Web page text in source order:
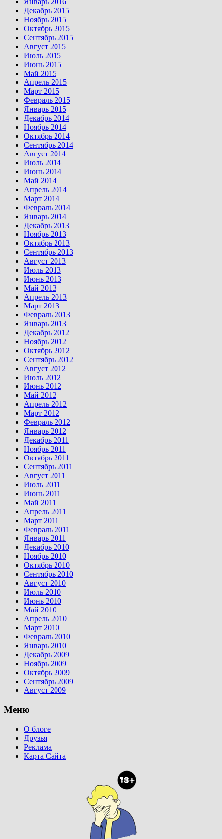
Январь 2016
Декабрь 2015
Ноябрь 2015
Октябрь 2015
Сентябрь 2015
Август 2015
Июль 2015
Июнь 2015
Май 2015
Апрель 2015
Март 2015
Февраль 2015
Январь 2015
Декабрь 2014
Ноябрь 2014
Октябрь 2014
Сентябрь 2014
Август 2014
Июль 2014
Июнь 2014
Май 2014
Апрель 2014
Март 2014
Февраль 2014
Январь 2014
Декабрь 2013
Ноябрь 2013
Октябрь 2013
Сентябрь 2013
Август 2013
Июль 2013
Июнь 2013
Май 2013
Апрель 2013
Март 2013
Февраль 2013
Январь 2013
Декабрь 2012
Ноябрь 2012
Октябрь 2012
Сентябрь 2012
Август 2012
Июль 2012
Июнь 2012
Май 2012
Апрель 2012
Март 2012
Февраль 2012
Январь 2012
Декабрь 2011
Ноябрь 2011
Октябрь 2011
Сентябрь 2011
Август 2011
Июль 2011
Июнь 2011
Май 2011
Апрель 2011
Март 2011
Февраль 2011
Январь 2011
Декабрь 2010
Ноябрь 2010
Октябрь 2010
Сентябрь 2010
Август 2010
Июль 2010
Июнь 2010
Май 2010
Апрель 2010
Март 2010
Февраль 2010
Январь 2010
Декабрь 2009
Ноябрь 2009
Октябрь 2009
Сентябрь 2009
Август 2009
Меню
О блоге
Друзья
Реклама
Карта Сайта